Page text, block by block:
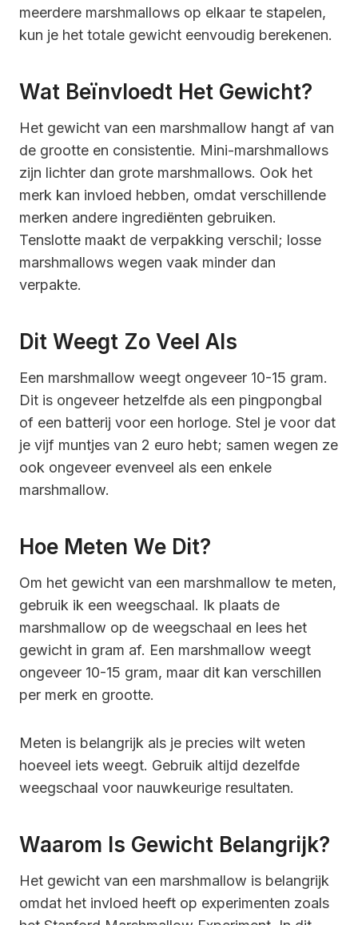
meerdere marshmallows op elkaar te stapelen,
kun je het totale gewicht eenvoudig berekenen.
Wat Beïnvloedt Het Gewicht?
Het gewicht van een marshmallow hangt af van
de grootte en consistentie. Mini-marshmallows
zijn lichter dan grote marshmallows. Ook het
merk kan invloed hebben, omdat verschillende
merken andere ingrediënten gebruiken.
Tenslotte maakt de verpakking verschil; losse
marshmallows wegen vaak minder dan
verpakte.
Dit Weegt Zo Veel Als
Een marshmallow weegt ongeveer 10-15 gram.
Dit is ongeveer hetzelfde als een pingpongbal
of een batterij voor een horloge. Stel je voor dat
je vijf muntjes van 2 euro hebt; samen wegen ze
ook ongeveer evenveel als een enkele
marshmallow.
Hoe Meten We Dit?
Om het gewicht van een marshmallow te meten,
gebruik ik een weegschaal. Ik plaats de
marshmallow op de weegschaal en lees het
gewicht in gram af. Een marshmallow weegt
ongeveer 10-15 gram, maar dit kan verschillen
per merk en grootte.
Meten is belangrijk als je precies wilt weten
hoeveel iets weegt. Gebruik altijd dezelfde
weegschaal voor nauwkeurige resultaten.
Waarom Is Gewicht Belangrijk?
Het gewicht van een marshmallow is belangrijk
omdat het invloed heeft op experimenten zoals